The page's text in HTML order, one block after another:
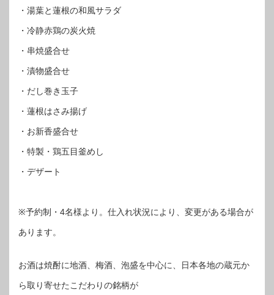
・湯葉と蓮根の和風サラダ
・冷静赤鶏の炭火焼
・串焼盛合せ
・漬物盛合せ
・だし巻き玉子
・蓮根はさみ揚げ
・お新香盛合せ
・特製・鶏五目釜めし
・デザート
※予約制・4名様より。仕入れ状況により、変更がある場合が
あります。
お酒は焼酎に地酒、梅酒、泡盛を中心に、日本各地の蔵元か
ら取り寄せたこだわりの銘柄が